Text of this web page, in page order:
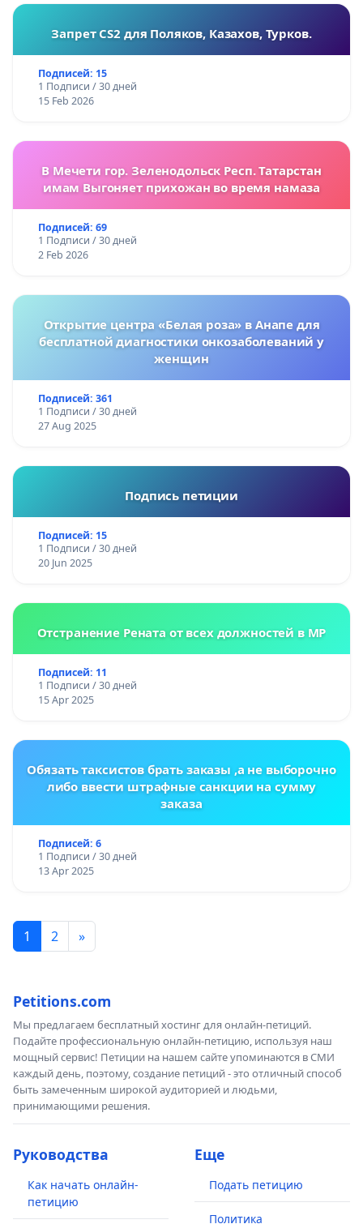
Запрет CS2 для Поляков, Казахов, Турков.
Подписей: 15
1 Подписи / 30 дней
15 Feb 2026
В Мечети гор. Зеленодольск Респ. Татарстан
имам Выгоняет прихожан во время намаза
Подписей: 69
1 Подписи / 30 дней
2 Feb 2026
Открытие центра «Белая роза» в Анапе для
бесплатной диагностики онкозаболеваний у
женщин
Подписей: 361
1 Подписи / 30 дней
27 Aug 2025
Подпись петиции
Подписей: 15
1 Подписи / 30 дней
20 Jun 2025
Отстранение Рената от всех должностей в МР
Подписей: 11
1 Подписи / 30 дней
15 Apr 2025
Обязать таксистов брать заказы ,а не выборочно
либо ввести штрафные санкции на сумму
заказа
Подписей: 6
1 Подписи / 30 дней
13 Apr 2025
1 2 »
Petitions.com
Мы предлагаем бесплатный хостинг для онлайн-петиций.
Подайте профессиональную онлайн-петицию, используя наш
мощный сервис! Петиции на нашем сайте упоминаются в СМИ
каждый день, поэтому, создание петиций - это отличный способ
быть замеченным широкой аудиторией и людьми,
принимающими решения.
Руководства
Как начать онлайн-
петицию
Еще
Подать петицию
Политика